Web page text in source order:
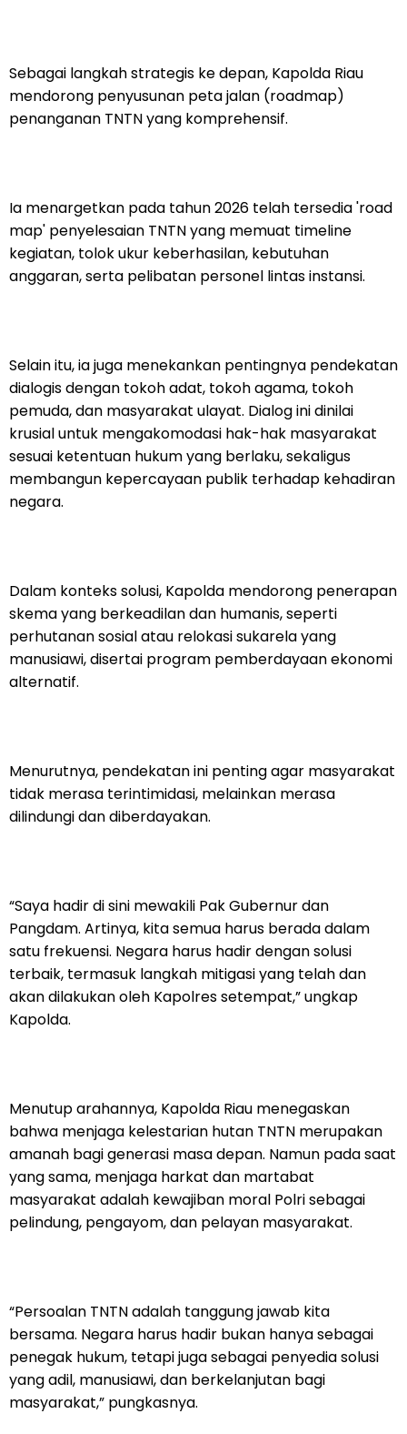
Sebagai langkah strategis ke depan, Kapolda Riau
mendorong penyusunan peta jalan (roadmap)
penanganan TNTN yang komprehensif.
Ia menargetkan pada tahun 2026 telah tersedia 'road
map' penyelesaian TNTN yang memuat timeline
kegiatan, tolok ukur keberhasilan, kebutuhan
anggaran, serta pelibatan personel lintas instansi.
Selain itu, ia juga menekankan pentingnya pendekatan
dialogis dengan tokoh adat, tokoh agama, tokoh
pemuda, dan masyarakat ulayat. Dialog ini dinilai
krusial untuk mengakomodasi hak-hak masyarakat
sesuai ketentuan hukum yang berlaku, sekaligus
membangun kepercayaan publik terhadap kehadiran
negara.
Dalam konteks solusi, Kapolda mendorong penerapan
skema yang berkeadilan dan humanis, seperti
perhutanan sosial atau relokasi sukarela yang
manusiawi, disertai program pemberdayaan ekonomi
alternatif.
Menurutnya, pendekatan ini penting agar masyarakat
tidak merasa terintimidasi, melainkan merasa
dilindungi dan diberdayakan.
“Saya hadir di sini mewakili Pak Gubernur dan
Pangdam. Artinya, kita semua harus berada dalam
satu frekuensi. Negara harus hadir dengan solusi
terbaik, termasuk langkah mitigasi yang telah dan
akan dilakukan oleh Kapolres setempat,” ungkap
Kapolda.
Menutup arahannya, Kapolda Riau menegaskan
bahwa menjaga kelestarian hutan TNTN merupakan
amanah bagi generasi masa depan. Namun pada saat
yang sama, menjaga harkat dan martabat
masyarakat adalah kewajiban moral Polri sebagai
pelindung, pengayom, dan pelayan masyarakat.
“Persoalan TNTN adalah tanggung jawab kita
bersama. Negara harus hadir bukan hanya sebagai
penegak hukum, tetapi juga sebagai penyedia solusi
yang adil, manusiawi, dan berkelanjutan bagi
masyarakat,” pungkasnya.